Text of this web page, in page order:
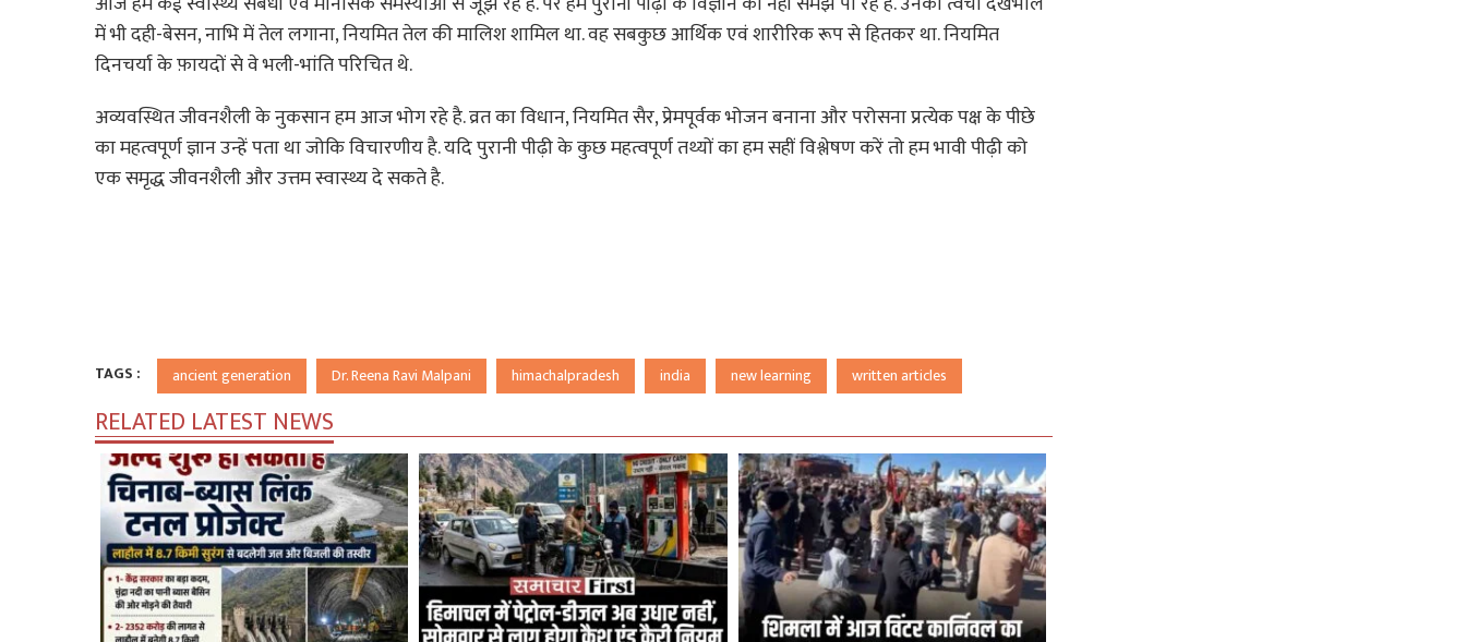
में भी दही-बेसन, नाभि में तेल लगाना, नियमित तेल की मालिश शामिल था. वह सबकुछ आर्थिक एवं शारीरिक रूप से हितकर था. नियमित
दिनचर्या के फ़ायदों से वे भली-भांति परिचित थे.
अव्यवस्थित जीवनशैली के नुकसान हम आज भोग रहे है. व्रत का विधान, नियमित सैर, प्रेमपूर्वक भोजन बनाना और परोसना प्रत्येक पक्ष के पीछे
का महत्वपूर्ण ज्ञान उन्हें पता था जोकि विचारणीय है. यदि पुरानी पीढ़ी के कुछ महत्वपूर्ण तथ्यों का हम सहीं विश्लेषण करें तो हम भावी पीढ़ी को
एक समृद्ध जीवनशैली और उत्तम स्वास्थ्य दे सकते है.
TAGS : ancient generation Dr. Reena Ravi Malpani himachalpradesh india new learning written articles
RELATED LATEST NEWS